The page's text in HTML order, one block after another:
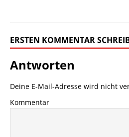
ERSTEN KOMMENTAR
Antworten
Deine E-Mail-Adresse wird nicht
Kommentar